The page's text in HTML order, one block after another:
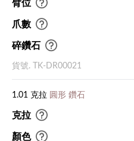
臂位
爪數
碎鑽石
貨號. TK-DR00021
1.01 克拉 圓形 鑽石
克拉
顏色